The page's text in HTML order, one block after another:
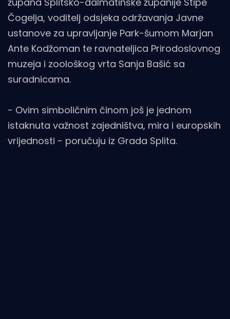
Čogelja, voditelj odsjeka održavanja Javne
ustanove za upravljanje Park-šumom Marjan
Ante Kodžoman te ravnateljica Prirodoslovnog
muzeja i zoološkog vrta Sanja Bašić sa
suradnicama.
- Ovim simboličnim činom još je jednom
istaknuta važnost zajedništva, mira i europskih
vrijednosti - poručuju iz Grada Splita.